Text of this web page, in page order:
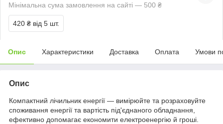
Мінімальна сума замовлення на сайті — 500 ₴
420 ₴ від 5 шт.
Опис Характеристики Доставка Оплата Умови
Опис
Компактний лічильник енергії — вимірюйте та розраховуйте
споживання енергії та вартість під'єднаного обладнання,
ефективно допомагає економити електроенергію й гроші.